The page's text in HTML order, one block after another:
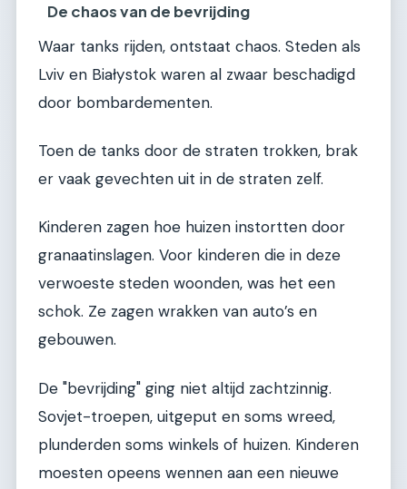
De chaos van de bevrijding
Waar tanks rijden, ontstaat chaos. Steden als
Lviv en Białystok waren al zwaar beschadigd
door bombardementen.
Toen de tanks door de straten trokken, brak
er vaak gevechten uit in de straten zelf.
Kinderen zagen hoe huizen instortten door
granaatinslagen. Voor kinderen die in deze
verwoeste steden woonden, was het een
schok. Ze zagen wrakken van auto’s en
gebouwen.
De "bevrijding" ging niet altijd zachtzinnig.
Sovjet-troepen, uitgeput en soms wreed,
plunderden soms winkels of huizen. Kinderen
moesten opeens wennen aan een nieuwe